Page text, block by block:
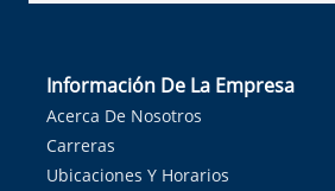
Información De La Empresa
Acerca De Nosotros
Carreras
Ubicaciones Y Horarios